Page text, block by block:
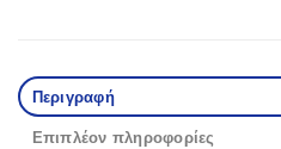
Περιγραφή
Επιπλέον πληροφορίες